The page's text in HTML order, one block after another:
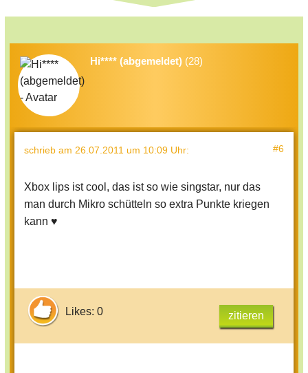
Hi**** (abgemeldet) (28)
schrieb am 26.07.2011 um 10:09 Uhr: #6
Xbox lips ist cool, das ist so wie singstar, nur das
man durch Mikro schütteln so extra Punkte kriegen
kann ♥
Likes: 0 zitieren